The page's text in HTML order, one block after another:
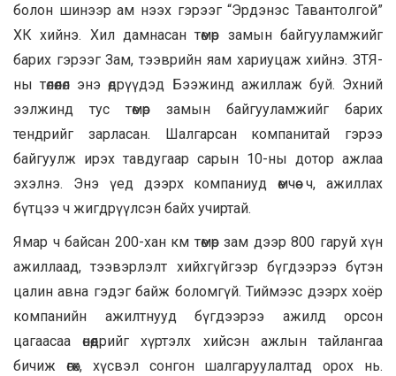
болон шинээр ам нээх гэрээг “Эрдэнэс Тавантолгой”
ХК хийнэ. Хил дамнасан төмөр замын байгууламжийг
барих гэрээг Зам, тээврийн яам хариуцаж хийнэ. ЗТЯ-
ны төлөөлөл энэ өдрүүдэд Бээжинд ажиллаж буй. Эхний
ээлжинд тус төмөр замын байгууламжийг барих
тендрийг зарласан. Шалгарсан компанитай гэрээ
байгуулж ирэх тавдугаар сарын 10-ны дотор ажлаа
эхэлнэ. Энэ үед дээрх компаниуд өмчөө ч, ажиллах
бүтцээ ч жигдрүүлсэн байх учиртай.
Ямар ч байсан 200-хан км төмөр зам дээр 800 гаруй хүн
ажиллаад, тээвэрлэлт хийхгүйгээр бүгдээрээ бүтэн
цалин авна гэдэг байж боломгүй. Тиймээс дээрх хоёр
компанийн ажилтнууд бүгдээрээ ажилд орсон
цагаасаа өнөөдрийг хүртэлх хийсэн ажлын тайлангаа
бичиж өгөх, хүсвэл сонгон шалгаруулалтад орох нь.